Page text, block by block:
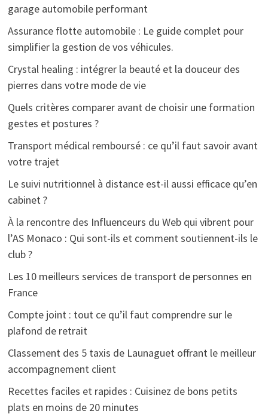
garage automobile performant
Assurance flotte automobile : Le guide complet pour
simplifier la gestion de vos véhicules.
Crystal healing : intégrer la beauté et la douceur des
pierres dans votre mode de vie
Quels critères comparer avant de choisir une formation
gestes et postures ?
Transport médical remboursé : ce qu’il faut savoir avant
votre trajet
Le suivi nutritionnel à distance est-il aussi efficace qu’en
cabinet ?
À la rencontre des Influenceurs du Web qui vibrent pour
l’AS Monaco : Qui sont-ils et comment soutiennent-ils le
club ?
Les 10 meilleurs services de transport de personnes en
France
Compte joint : tout ce qu’il faut comprendre sur le
plafond de retrait
Classement des 5 taxis de Launaguet offrant le meilleur
accompagnement client
Recettes faciles et rapides : Cuisinez de bons petits
plats en moins de 20 minutes